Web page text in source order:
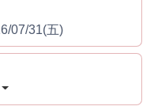
07/31(五)